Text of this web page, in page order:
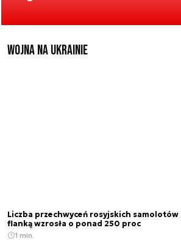
Wojna na Ukrainie
Liczba przechwyceń rosyjskich
flanką wzrosła o ponad 250 proc
1 min.